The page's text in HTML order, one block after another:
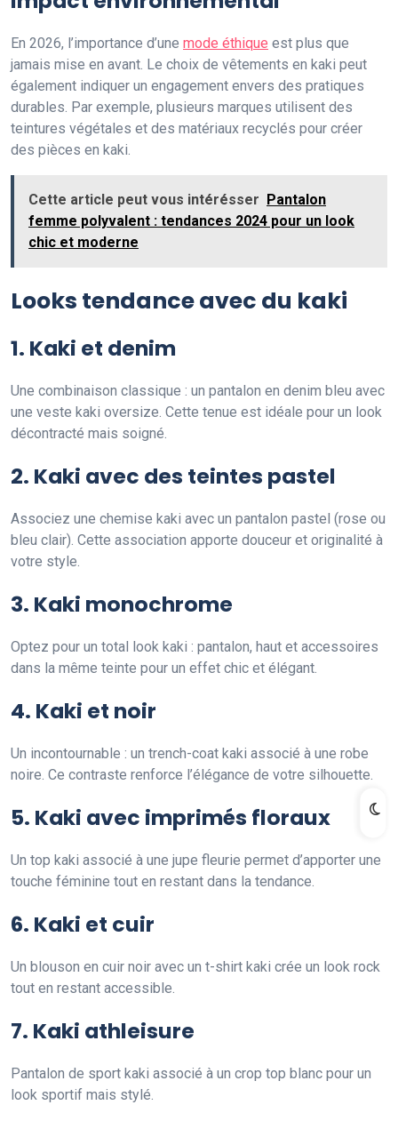
En 2026, l’importance d’une mode éthique est plus que
jamais mise en avant. Le choix de vêtements en kaki peut
également indiquer un engagement envers des pratiques
durables. Par exemple, plusieurs marques utilisent des
teintures végétales et des matériaux recyclés pour créer
des pièces en kaki.
Cette article peut vous intérésser Pantalon
femme polyvalent : tendances 2024 pour un look
chic et moderne
Looks tendance avec du kaki
1. Kaki et denim
Une combinaison classique : un pantalon en denim bleu avec
une veste kaki oversize. Cette tenue est idéale pour un look
décontracté mais soigné.
2. Kaki avec des teintes pastel
Associez une chemise kaki avec un pantalon pastel (rose ou
bleu clair). Cette association apporte douceur et originalité à
votre style.
3. Kaki monochrome
Optez pour un total look kaki : pantalon, haut et accessoires
dans la même teinte pour un effet chic et élégant.
4. Kaki et noir
Un incontournable : un trench-coat kaki associé à une robe
noire. Ce contraste renforce l’élégance de votre silhouette.
5. Kaki avec imprimés floraux
Un top kaki associé à une jupe fleurie permet d’apporter une
touche féminine tout en restant dans la tendance.
6. Kaki et cuir
Un blouson en cuir noir avec un t-shirt kaki crée un look rock
tout en restant accessible.
7. Kaki athleisure
Pantalon de sport kaki associé à un crop top blanc pour un
look sportif mais stylé.